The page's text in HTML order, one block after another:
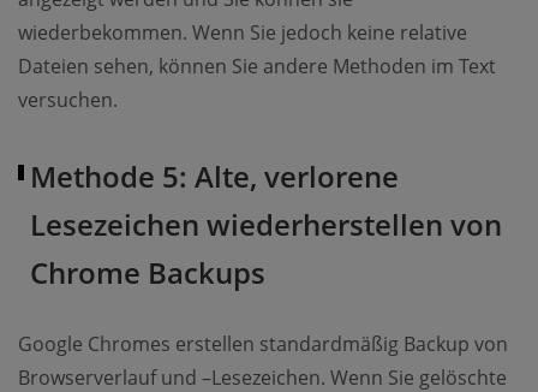
wiederbekommen. Wenn Sie jedoch keine relative
Dateien sehen, können Sie andere Methoden im Text
versuchen.
Methode 5: Alte, verlorene
Lesezeichen wiederherstellen von
Chrome Backups
Google Chromes erstellen standardmäßig Backup von
Browserverlauf und –Lesezeichen. Wenn Sie gelöschte